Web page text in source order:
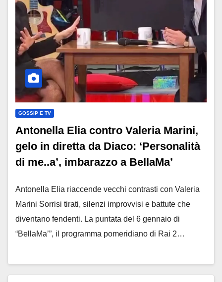
GOSSIP E TV
Antonella Elia contro Valeria Marini,
gelo in diretta da Diaco: ‘Personalità
di me..a’, imbarazzo a BellaMa’
Antonella Elia riaccende vecchi contrasti con Valeria
Marini Sorrisi tirati, silenzi improvvisi e battute che
diventano fendenti. La puntata del 6 gennaio di
“BellaMa’”, il programma pomeridiano di Rai 2…